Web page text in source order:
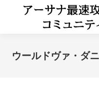
ウールドヴァ・ダ